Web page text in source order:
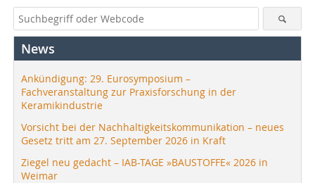
News
Ankündigung: 29. Eurosymposium –
Fachveranstaltung zur Praxisforschung in der
Keramikindustrie
Vorsicht bei der Nachhaltigkeitskommunikation – neues
Gesetz tritt am 27. September 2026 in Kraft
Ziegel neu gedacht – IAB-TAGE »BAUSTOFFE« 2026 in
Weimar